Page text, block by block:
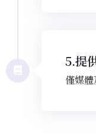
5.提
僅媒